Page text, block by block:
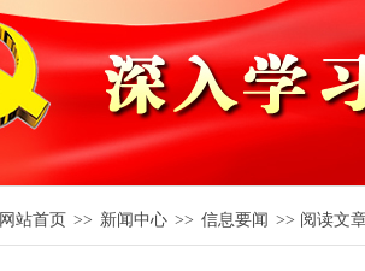
网站首页 >> 新闻中心 >> 信息要闻 >> 阅读文